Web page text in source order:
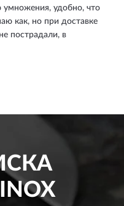
удобно, что
как, но при доставке
пострадали, в